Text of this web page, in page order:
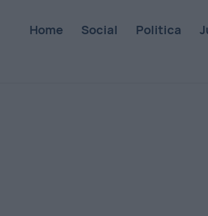
Home Social Politica